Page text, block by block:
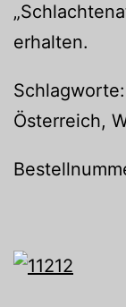
erhalten.
Österreich,